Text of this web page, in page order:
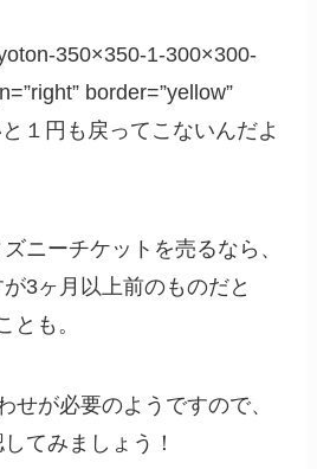
350×350-1-300×300-
border=”yellow”
１円も戻ってこないんだよ
ニーチケットを売るなら、
3ヶ月以上前のものだと
とも。
せが必要のようですので、
てみましょう！